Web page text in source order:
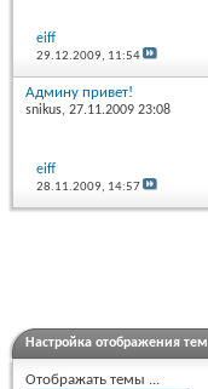
eiff
29.12.2009, 11:54
Админу привет!
snikus, 27.11.2009 23:08
eiff
28.11.2009, 14:57
Настройка отображения тем
Отображать темы ...